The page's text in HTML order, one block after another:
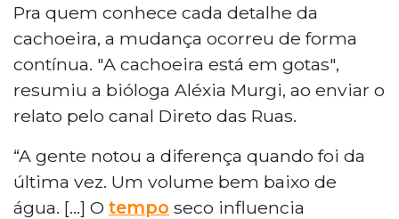
Pra quem conhece cada detalhe da
cachoeira, a mudança ocorreu de forma
contínua. "A cachoeira está em gotas",
resumiu a bióloga Aléxia Murgi, ao enviar o
relato pelo canal Direto das Ruas.
“A gente notou a diferença quando foi da
última vez. Um volume bem baixo de
água. [...] O tempo seco influencia